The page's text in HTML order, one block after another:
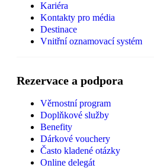
Kariéra
Kontakty pro média
Destinace
Vnitřní oznamovací systém
Rezervace a podpora
Věrnostní program
Doplňkové služby
Benefity
Dárkové vouchery
Často kladené otázky
Online delegát